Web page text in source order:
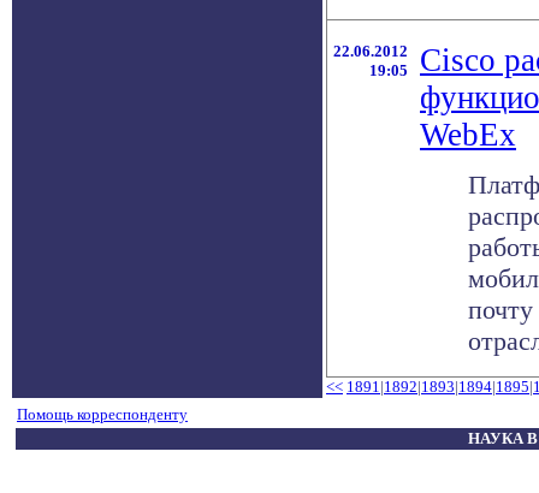
22.06.2012
19:05
Cisco
WebEx
<< 1891|1892|1893|1894|1895|
Помощь корреспонденту
НАУКА